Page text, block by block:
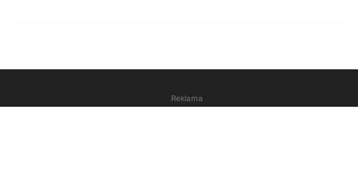
Reklama